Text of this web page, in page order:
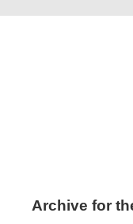
Archive for